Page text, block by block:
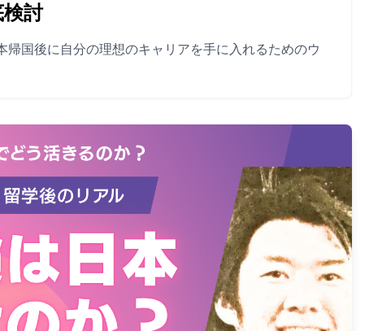
討
国後に自分の理想のキャリアを手に入れるためのウ